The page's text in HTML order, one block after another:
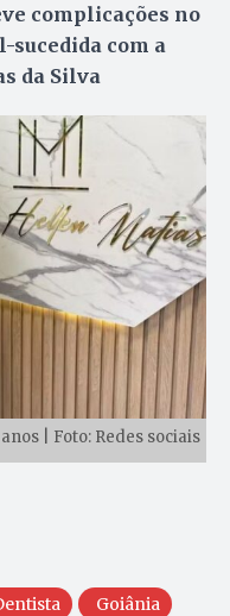
complicações no
com a
da Silva
| Foto: Redes sociais
Goiânia